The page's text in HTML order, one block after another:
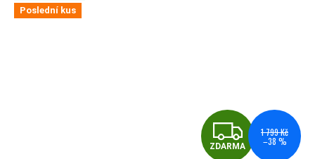
Poslední kus
ZDARMA
1 799 Kč
–38 %